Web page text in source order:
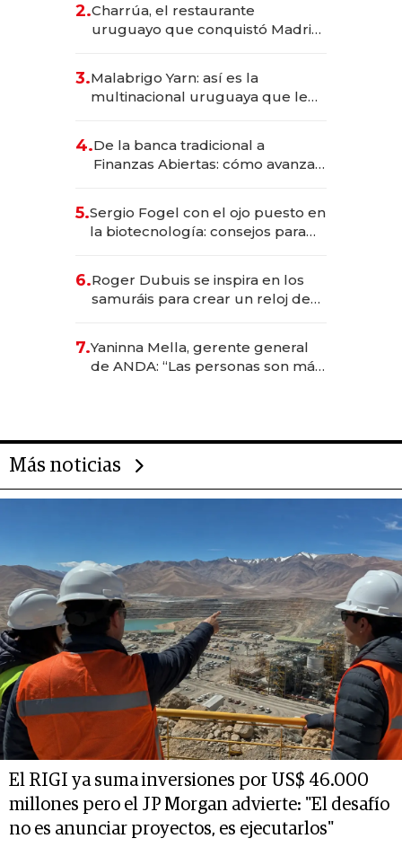
millones
2.Charrúa, el restaurante
uruguayo que conquistó Madrid:
anticipación y prepara apertura
3.Malabrigo Yarn: así es la
multinacional uruguaya que le
4.De la banca tradicional a
Finanzas Abiertas: cómo avanza
5.Sergio Fogel con el ojo puesto en
la biotecnología: consejos para
6.Roger Dubuis se inspira en los
samuráis para crear un reloj de
7.Yaninna Mella, gerente general
de ANDA: “Las personas son más
Más noticias
El RIGI ya suma inversiones por US$ 46.000
millones pero el JP Morgan advierte: "El desafío
no es anunciar proyectos, es ejecutarlos"